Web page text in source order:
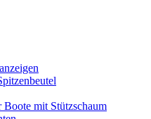
Boote mit Stützschaum